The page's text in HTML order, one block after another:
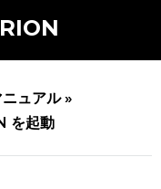
ュアル »
を起動